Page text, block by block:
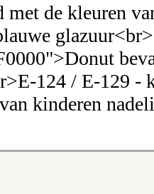
de kleuren
124 / E-129 -
kinderen